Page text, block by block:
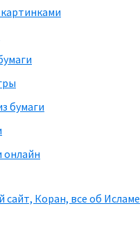
картинками
бумаги
онлайн
сайт, Коран, все об Исламе